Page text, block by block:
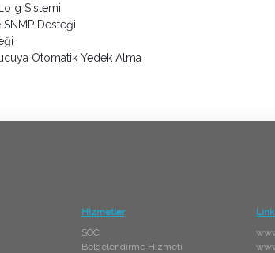
g Sistemi
Desteği
Otomatik Yedek Alma
Hizmetler
SOC
Belgelendirme Hizmeti